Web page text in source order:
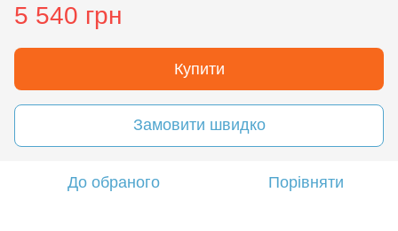
5 540 грн
Купити
Замовити швидко
До обраного Порівняти